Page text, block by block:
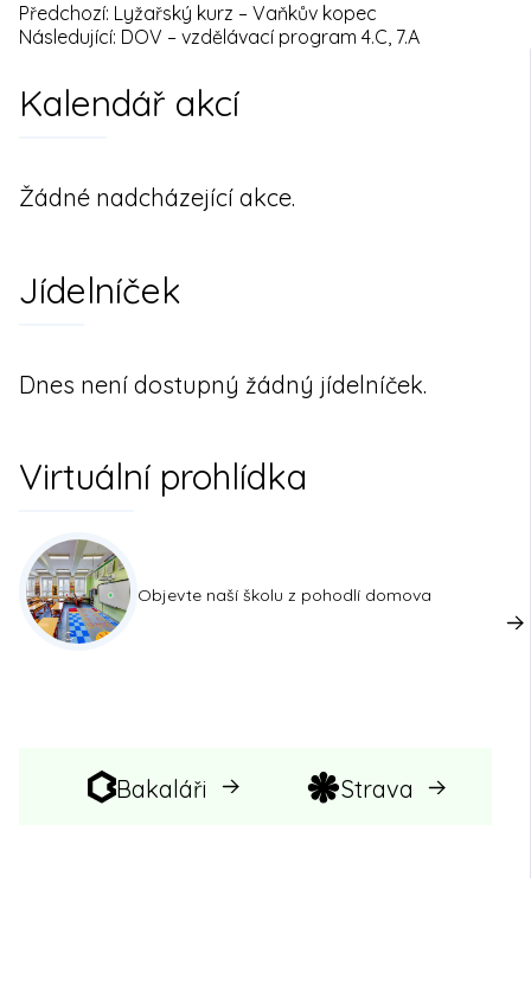
Navigace
pro
Předchozí: Lyžařský kurz – Vaňkův kopec
Následující: DOV – vzdělávací program 4.C, 7.A
Kalendář akcí
Žádné nadcházející akce.
Jídelníček
Dnes není dostupný žádný jídelníček.
Virtuální prohlídka
Objevte naší školu z pohodlí domova
Bakaláři Strava